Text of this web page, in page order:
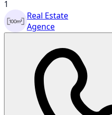
1
Real Estate
Agence